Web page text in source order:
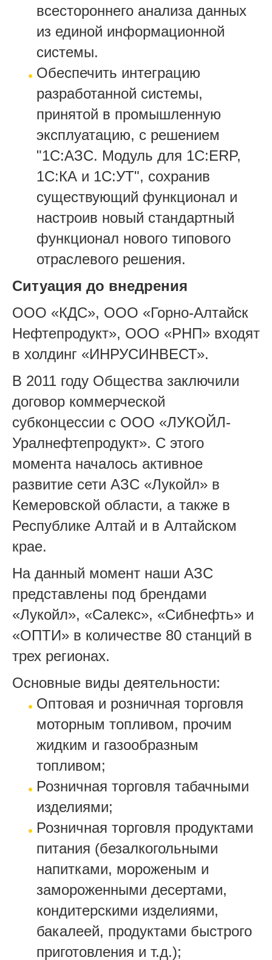
всестороннего анализа данных
из единой информационной
системы.
Обеспечить интеграцию
разработанной системы,
принятой в промышленную
эксплуатацию, с решением
"1С:АЗС. Модуль для 1С:ERP,
1С:КА и 1С:УТ", сохранив
существующий функционал и
настроив новый стандартный
функционал нового типового
отраслевого решения.
Ситуация до внедрения
ООО «КДС», ООО «Горно-Алтайск
Нефтепродукт», ООО «РНП» входят
в холдинг «ИНРУСИНВЕСТ».
В 2011 году Общества заключили
договор коммерческой
субконцессии с ООО «ЛУКОЙЛ-
Уралнефтепродукт». С этого
момента началось активное
развитие сети АЗС «Лукойл» в
Кемеровской области, а также в
Республике Алтай и в Алтайском
крае.
На данный момент наши АЗС
представлены под брендами
«Лукойл», «Салекс», «Сибнефть» и
«ОПТИ» в количестве 80 станций в
трех регионах.
Основные виды деятельности:
Оптовая и розничная торговля
моторным топливом, прочим
жидким и газообразным
топливом;
Розничная торговля табачными
изделиями;
Розничная торговля продуктами
питания (безалкогольными
напитками, мороженым и
замороженными десертами,
кондитерскими изделиями,
бакалеей, продуктами быстрого
приготовления и т.д.);